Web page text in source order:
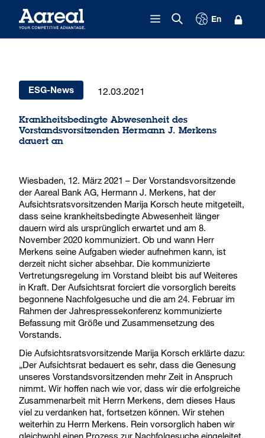
En
ESG-News 12.03.2021
Krankheitsbedingte Abwesenheit des
Vorstandsvorsitzenden Hermann J. Merkens
dauert an
Wiesbaden, 12. März 2021 – Der Vorstandsvorsitzende
der Aareal Bank AG, Hermann J. Merkens, hat der
Aufsichtsratsvorsitzenden Marija Korsch heute mitgeteilt,
dass seine krankheitsbedingte Abwesenheit länger
dauern wird als ursprünglich erwartet und am 8.
November 2020 kommuniziert. Ob und wann Herr
Merkens seine Aufgaben wieder aufnehmen kann, ist
derzeit nicht sicher absehbar. Die kommunizierte
Vertretungsregelung im Vorstand bleibt bis auf Weiteres
in Kraft. Der Aufsichtsrat forciert die vorsorglich bereits
begonnene Nachfolgesuche und die am 24. Februar im
Rahmen der Jahrespressekonferenz kommunizierte
Befassung mit Größe und Zusammensetzung des
Vorstands.
Die Aufsichtsratsvorsitzende Marija Korsch erklärte dazu:
„Der Aufsichtsrat bedauert es sehr, dass die Genesung
unseres Vorstandsvorsitzenden mehr Zeit in Anspruch
nimmt. Wir hoffen nach wie vor, dass wir die erfolgreiche
Zusammenarbeit mit Herrn Merkens, dem dieses Haus
viel zu verdanken hat, fortsetzen können. Wir stehen
weiterhin zu Herrn Merkens. Rein vorsorglich haben wir
gleichwohl einen Prozess zur Nachfolgesuche eingeleitet,